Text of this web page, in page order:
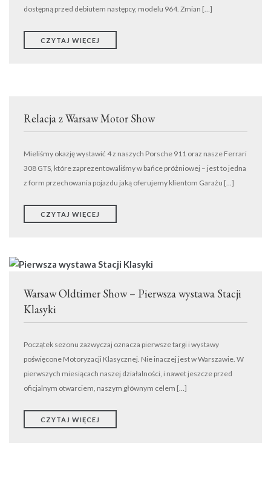
dostępną przed debiutem następcy, modelu 964. Zmian […]
CZYTAJ WIĘCEJ
Relacja z Warsaw Motor Show
Mieliśmy okazję wystawić 4 z naszych Porsche 911 oraz nasze Ferrari
308 GTS, które zaprezentowaliśmy w bańce próżniowej – jest to jedna
z form przechowania pojazdu jaką oferujemy klientom Garażu […]
CZYTAJ WIĘCEJ
Warsaw Oldtimer Show – Pierwsza wystawa Stacji
Klasyki
Początek sezonu zazwyczaj oznacza pierwsze targi i wystawy
poświęcone Motoryzacji Klasycznej. Nie inaczej jest w Warszawie. W
pierwszych miesiącach naszej działalności, i nawet jeszcze przed
oficjalnym otwarciem, naszym głównym celem […]
CZYTAJ WIĘCEJ